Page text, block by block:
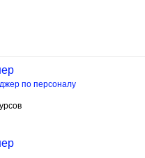
по персоналу